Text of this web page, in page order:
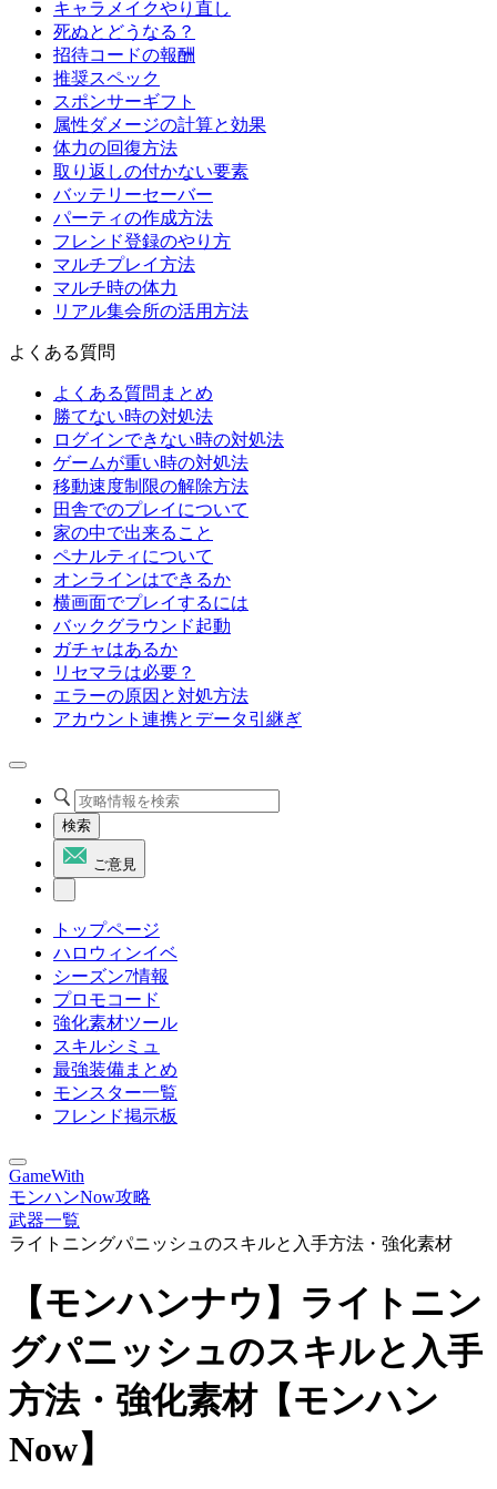
キャラメイクやり直し
死ぬとどうなる？
招待コードの報酬
推奨スペック
スポンサーギフト
属性ダメージの計算と効果
体力の回復方法
取り返しの付かない要素
バッテリーセーバー
パーティの作成方法
フレンド登録のやり方
マルチプレイ方法
マルチ時の体力
リアル集会所の活用方法
よくある質問
よくある質問まとめ
勝てない時の対処法
ログインできない時の対処法
ゲームが重い時の対処法
移動速度制限の解除方法
田舎でのプレイについて
家の中で出来ること
ペナルティについて
オンラインはできるか
横画面でプレイするには
バックグラウンド起動
ガチャはあるか
リセマラは必要？
エラーの原因と対処方法
アカウント連携とデータ引継ぎ
検索
ご意見
トップページ
ハロウィンイベ
シーズン7情報
プロモコード
強化素材ツール
スキルシミュ
最強装備まとめ
モンスター一覧
フレンド掲示板
GameWith
モンハンNow攻略
武器一覧
ライトニングパニッシュのスキルと入手方法・強化素材
【モンハンナウ】ライトニン
グパニッシュのスキルと入手
方法・強化素材【モンハン
Now】